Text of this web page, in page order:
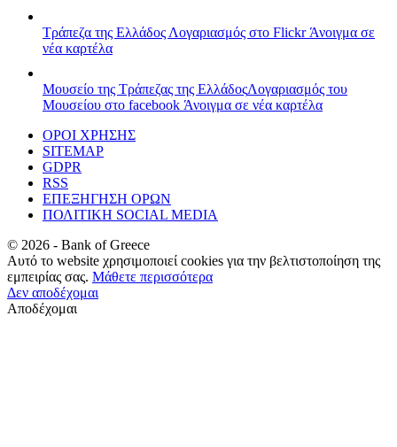
Τράπεζα της Ελλάδος Λογαριασμός στο FlickrΆνοιγμα σε
νέα καρτέλα
Μουσείο της Τράπεζας της ΕλλάδοςΛογαριασμός του
Μουσείου στο facebook Άνοιγμα σε νέα καρτέλα
ΟΡΟΙ ΧΡΗΣΗΣ
SITEMAP
GDPR
RSS
ΕΠΕΞΗΓΗΣΗ ΟΡΩΝ
ΠΟΛΙΤΙΚΗ SOCIAL MEDIA
© 2026 - Bank of Greece
Αυτό το website χρησιμοποιεί cookies για την βελτιστοποίηση της
εμπειρίας σας. Μάθετε περισσότερα
Δεν αποδέχομαι
Αποδέχομαι